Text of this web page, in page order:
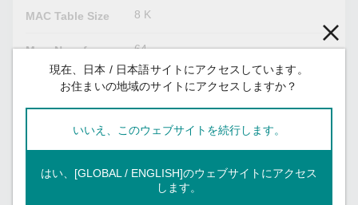
MAC Table Size 8 K
Max. No. of
VLANs
64
Size
Priority Queues
VLAN ID Range VID 1 to 4094
現在、日本 / 日本語サイトにアクセスしています。
お住まいの地域のサイトにアクセスしますか？
いいえ、このウェブサイトを続行します。
はい、[GLOBAL / ENGLISH]のウェブサイトにアクセス
します。